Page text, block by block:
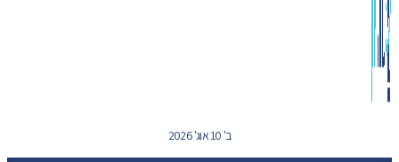
ב' 10 אוג' 2026